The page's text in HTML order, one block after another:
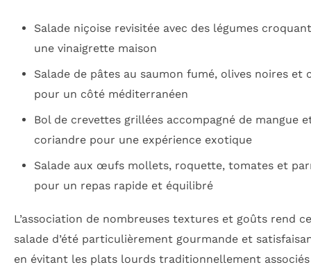
Salade niçoise revisitée avec des légumes
une vinaigrette maison
Salade de pâtes au saumon fumé, olives noires et
pour un côté méditerranéen
Bol de crevettes grillées accompagné de mangue
coriandre pour une expérience exotique
Salade aux œufs mollets, roquette, tomates et
pour un repas rapide et équilibré
L’association de nombreuses textures et goûts rend
salade d’été particulièrement gourmande et
en évitant les plats lourds traditionnellement